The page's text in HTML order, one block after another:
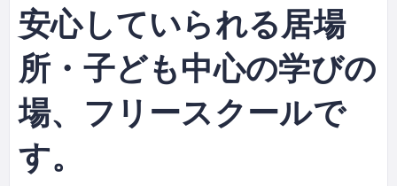
安心していられる居場
所・子ども中心の学びの
場、フリースクールで
す。